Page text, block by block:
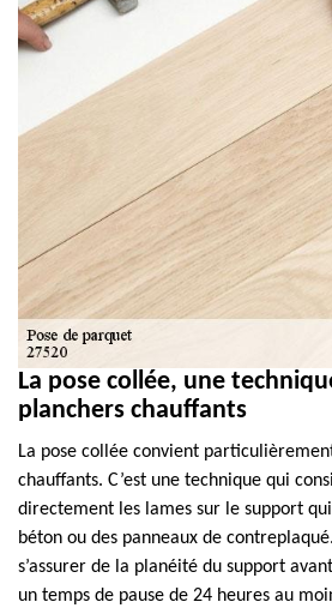
La pose collée, une
planchers chauffants
La pose collée convient
chauffants. C’est une technique qui
directement les lames sur le support
béton ou des panneaux de
s’assurer de la planéité du support
un temps de pause de 24 heures au